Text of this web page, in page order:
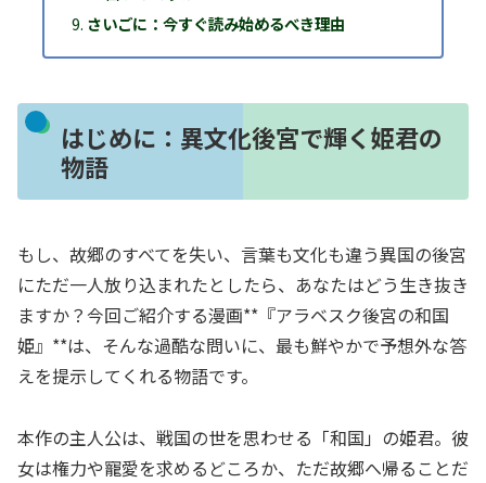
さいごに：今すぐ読み始めるべき理由
はじめに：異文化後宮で輝く姫君の
物語
もし、故郷のすべてを失い、言葉も文化も違う異国の後宮
にただ一人放り込まれたとしたら、あなたはどう生き抜き
ますか？今回ご紹介する漫画**『アラベスク後宮の和国
姫』**は、そんな過酷な問いに、最も鮮やかで予想外な答
えを提示してくれる物語です。
本作の主人公は、戦国の世を思わせる「和国」の姫君。彼
女は権力や寵愛を求めるどころか、ただ故郷へ帰ることだ